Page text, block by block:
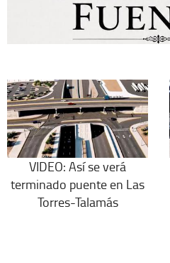
VIDEO: Así se verá
terminado puente en Las
Torres-Talamás